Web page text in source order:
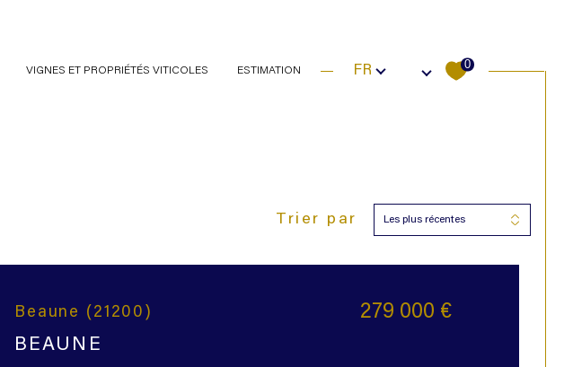
VIGNES ET PROPRIÉTÉS VITICOLES ESTIMATION Langue
FR 0
filtrer
Trier par Les plus récentes
Beaune (21200)
BEAUNE
279 000 €